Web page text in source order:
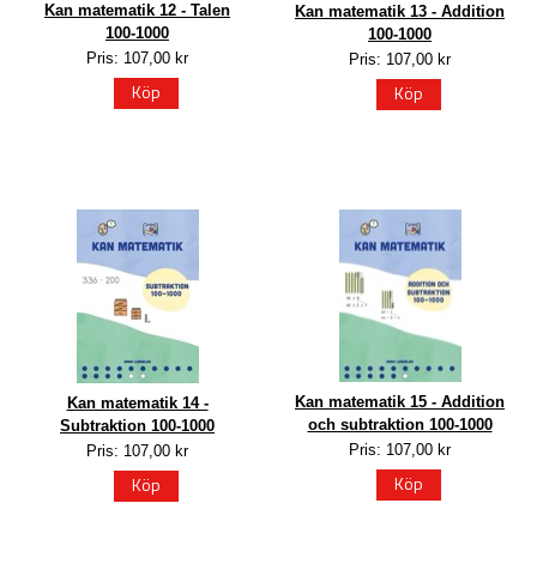
Kan matematik 12 - Talen
100-1000
Pris: 107,00 kr
Köp
Kan matematik 13 - Addition
100-1000
Pris: 107,00 kr
Köp
Kan matematik 14 -
Subtraktion 100-1000
Pris: 107,00 kr
Köp
Kan matematik 15 - Addition
och subtraktion 100-1000
Pris: 107,00 kr
Köp